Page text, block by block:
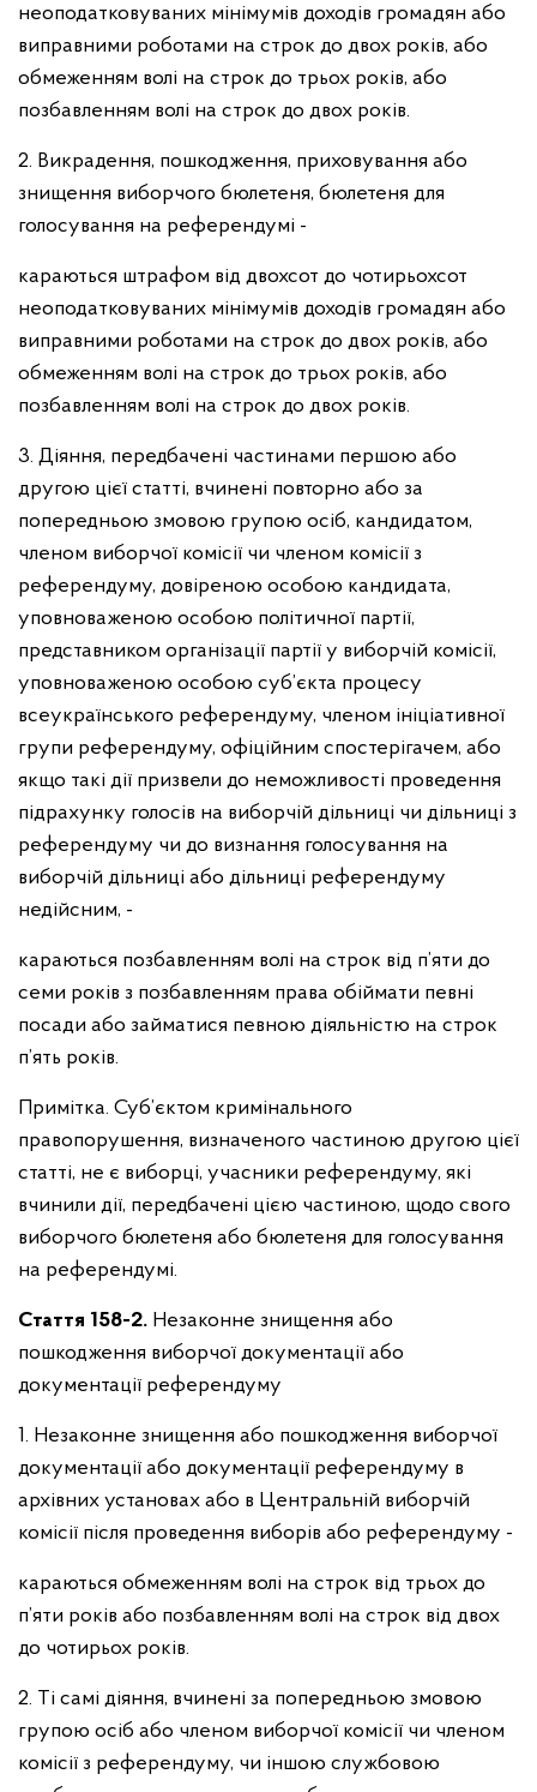
неоподатковуваних мінімумів доходів громадян або
виправними роботами на строк до двох років, або
обмеженням волі на строк до трьох років, або
позбавленням волі на строк до двох років.
2. Викрадення, пошкодження, приховування або
знищення виборчого бюлетеня, бюлетеня для
голосування на референдумі -
караються штрафом від двохсот до чотирьохсот
неоподатковуваних мінімумів доходів громадян або
виправними роботами на строк до двох років, або
обмеженням волі на строк до трьох років, або
позбавленням волі на строк до двох років.
3. Діяння, передбачені частинами першою або
другою цієї статті, вчинені повторно або за
попередньою змовою групою осіб, кандидатом,
членом виборчої комісії чи членом комісії з
референдуму, довіреною особою кандидата,
уповноваженою особою політичної партії,
представником організації партії у виборчій комісії,
уповноваженою особою суб’єкта процесу
всеукраїнського референдуму, членом ініціативної
групи референдуму, офіційним спостерігачем, або
якщо такі дії призвели до неможливості проведення
підрахунку голосів на виборчій дільниці чи дільниці з
референдуму чи до визнання голосування на
виборчій дільниці або дільниці референдуму
недійсним, -
караються позбавленням волі на строк від п’яти до
семи років з позбавленням права обіймати певні
посади або займатися певною діяльністю на строк
п’ять років.
Примітка. Суб’єктом кримінального
правопорушення, визначеного частиною другою цієї
статті, не є виборці, учасники референдуму, які
вчинили дії, передбачені цією частиною, щодо свого
виборчого бюлетеня або бюлетеня для голосування
на референдумі.
Стаття 158-2. Незаконне знищення або
пошкодження виборчої документації або
документації референдуму
1. Незаконне знищення або пошкодження виборчої
документації або документації референдуму в
архівних установах або в Центральній виборчій
комісії після проведення виборів або референдуму -
караються обмеженням волі на строк від трьох до
п’яти років або позбавленням волі на строк від двох
до чотирьох років.
2. Ті самі діяння, вчинені за попередньою змовою
групою осіб або членом виборчої комісії чи членом
комісії з референдуму, чи іншою службовою